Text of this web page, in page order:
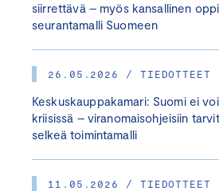
siirrettävä – myös kansallinen
seurantamalli Suomeen
26.05.2026 / TIEDOTTEET
Keskuskauppakamari: Suomi ei
kriisissä – viranomaisohjeisiin
selkeä toimintamalli
11.05.2026 / TIEDOTTEET